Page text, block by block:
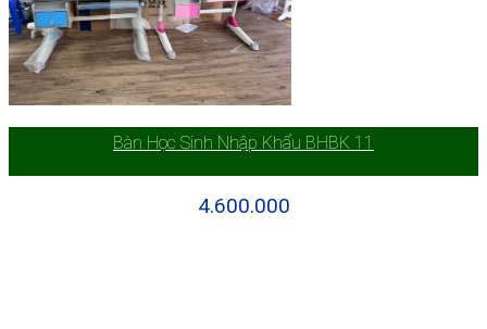
Bàn Học Sinh Nhập Khẩu BHBK 11
4.600.000